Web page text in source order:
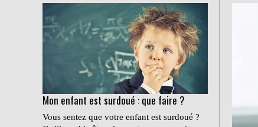
Mon enfant est surdoué : que faire ?
Vous sentez que votre enfant est surdoué ?